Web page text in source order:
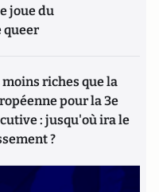
joue du
queer
moins riches que la
pour la 3e
: jusqu'où ira le
?